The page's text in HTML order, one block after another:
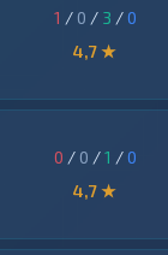
1 / 0 / 3 /0
4,7 ★
0 / 0 /1 /0
4,7 ★